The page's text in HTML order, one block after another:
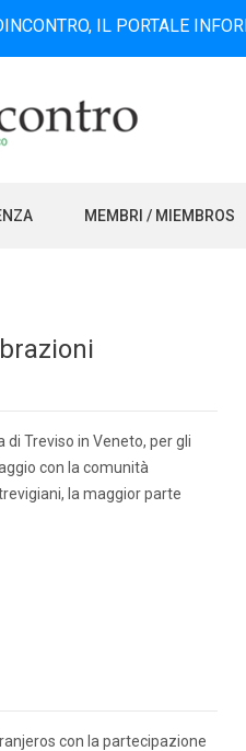
IL PORTALE
MEMBRI / MIEMBROS
di Treviso in Veneto, per gli
con la comunità
la maggior parte
con la partecipazione